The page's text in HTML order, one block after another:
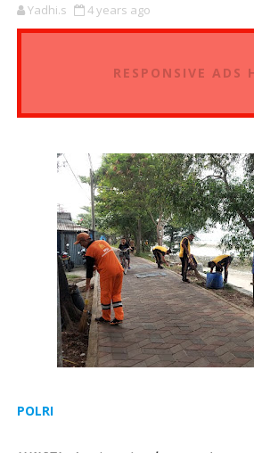
Yadhi.s 4 years ago
RESPONSIVE ADS
POLRI